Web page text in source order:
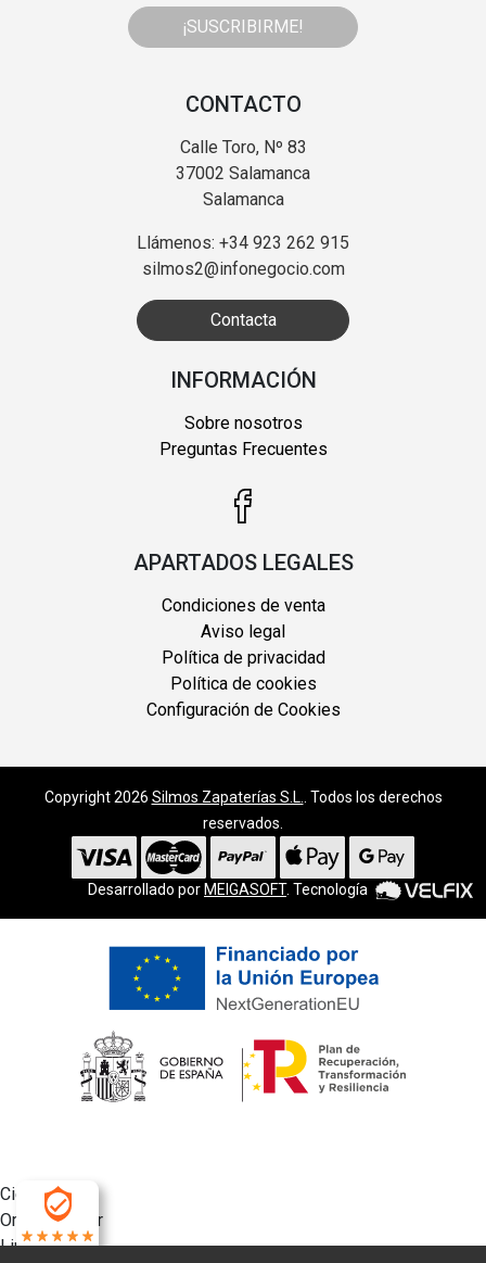
¡SUSCRIBIRME!
CONTACTO
Calle Toro, Nº 83
37002 Salamanca
Salamanca
Llámenos: +34 923 262 915
silmos2@infonegocio.com
Contacta
INFORMACIÓN
Sobre nosotros
Preguntas Frecuentes
APARTADOS LEGALES
Condiciones de venta
Aviso legal
Política de privacidad
Política de cookies
Configuración de Cookies
Copyright 2026 Silmos Zapaterías S.L.
. Todos los derechos
reservados.
Desarrollado por MEIGASOFT. Tecnología
Cierra
Ordenado por
Limpiar